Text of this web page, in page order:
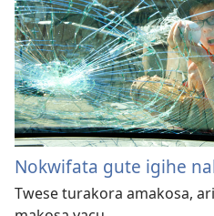
Nokwifata gute igihe
Twese turakora amakosa,